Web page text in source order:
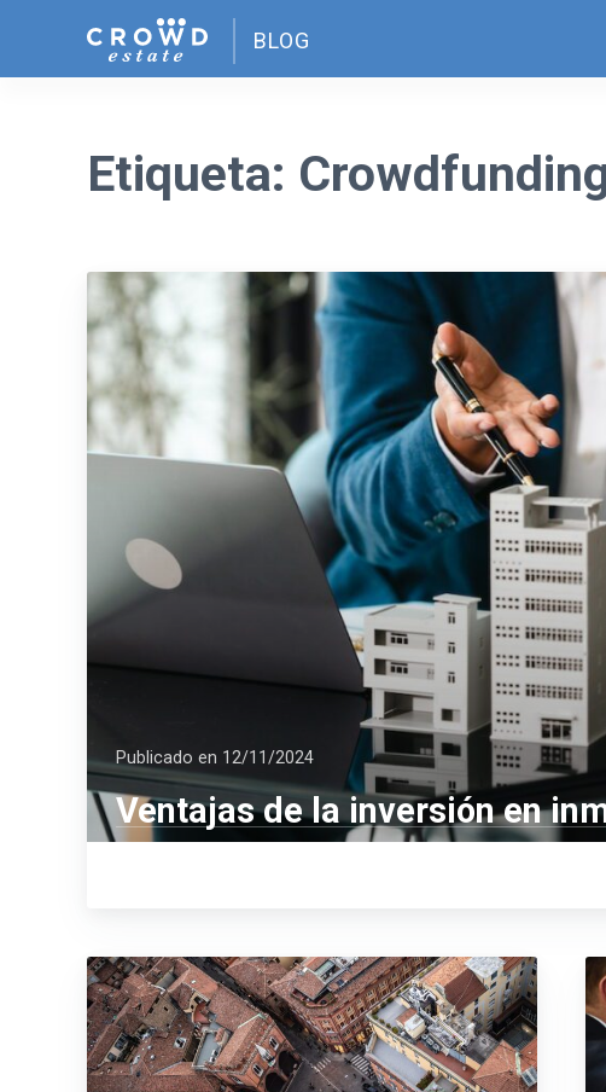
BLOG
Etiqueta:
Publicado en 12/11/2024
Ventajas de la inversión en